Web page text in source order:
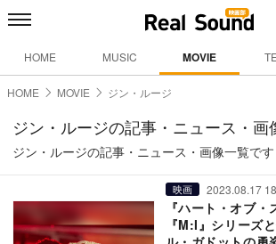
HOME MUSIC MOVIE
HOME MOVIE ジン・ルージ
ジン・ルージの記事・ニュース・画
ジン・ルージの記事・ニュース・画像一覧です
映画 2023.08.17
『ハート・オブ
『M:I』シリーズ